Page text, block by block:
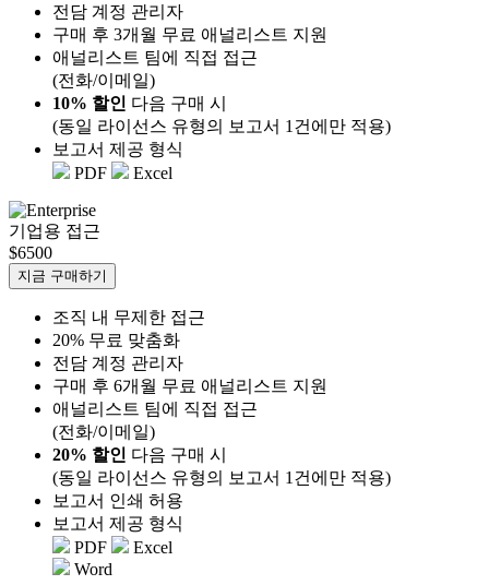
전담 계정 관리자
구매 후 3개월 무료 애널리스트 지원
애널리스트 팀에 직접 접근
(전화/이메일)
10% 할인 다음 구매 시
(동일 라이선스 유형의 보고서 1건에만 적용)
보고서 제공 형식
PDF
Excel
기업용 접근
$6500
지금 구매하기
조직 내 무제한 접근
20% 무료 맞춤화
전담 계정 관리자
구매 후 6개월 무료 애널리스트 지원
애널리스트 팀에 직접 접근
(전화/이메일)
20% 할인 다음 구매 시
(동일 라이선스 유형의 보고서 1건에만 적용)
보고서 인쇄 허용
보고서 제공 형식
PDF
Excel
Word